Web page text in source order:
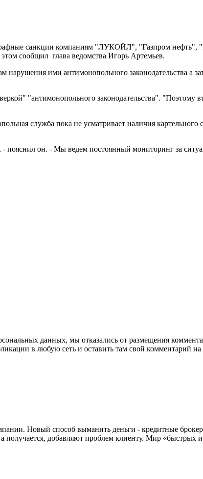
санкции компаниям "ЛУКОЙЛ", "Газпром нефть",
сообщил глава ведомства Игорь Артемьев.
нарушения ими антимонопольного законодательства а
"антимонопольного законодательства".
служба пока не усматривает наличия
- пояснил он. - Мы ведем постоянный мониторинг за
данных, мы отказались от размещения
в любую сеть и оставить там свой комментарий
Новый способ выманить деньги - кредитные
добавляют проблем клиенту. Мир «быстрых